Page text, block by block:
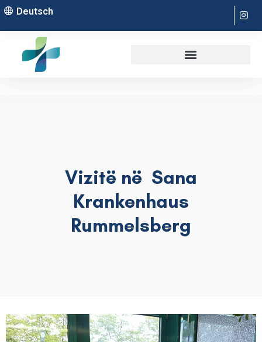
Deutsch
Vizitë në Sana
Krankenhaus
Rummelsberg